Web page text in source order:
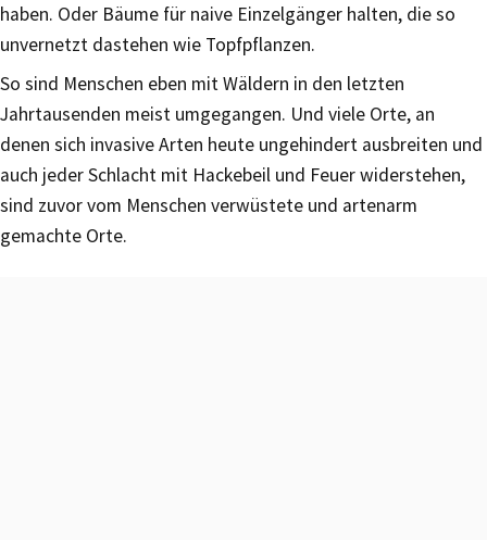
haben. Oder Bäume für naive Einzelgänger halten, die so
unvernetzt dastehen wie Topfpflanzen.
So sind Menschen eben mit Wäldern in den letzten
Jahrtausenden meist umgegangen. Und viele Orte, an
denen sich invasive Arten heute ungehindert ausbreiten und
auch jeder Schlacht mit Hackebeil und Feuer widerstehen,
sind zuvor vom Menschen verwüstete und artenarm
gemachte Orte.